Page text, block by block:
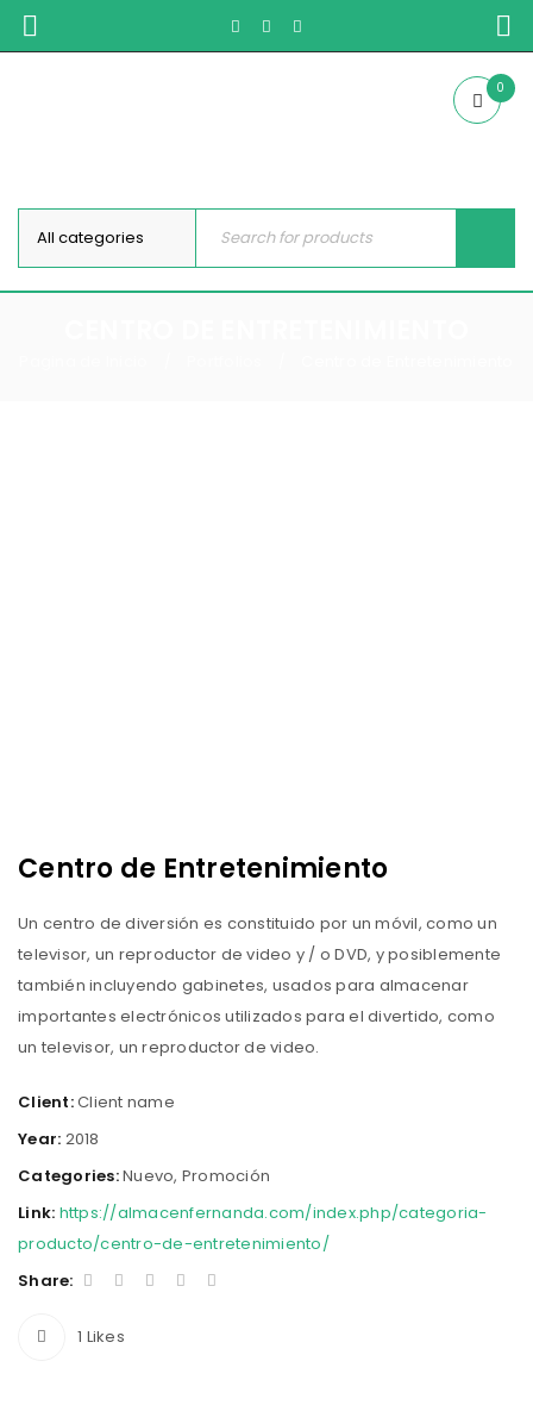
0
Centro de Entretenimiento
Un centro de diversión es constituido por un móvil, como un
televisor, un reproductor de video y / o DVD, y posiblemente
también incluyendo gabinetes, usados ​​para almacenar
importantes electrónicos utilizados para el divertido, como
un televisor, un reproductor de video.
Client:Client name
Year: 2018
Categories:Nuevo, Promoción
Link: https://almacenfernanda.com/index.php/categoria-
producto/centro-de-entretenimiento/
Share:
1 Likes